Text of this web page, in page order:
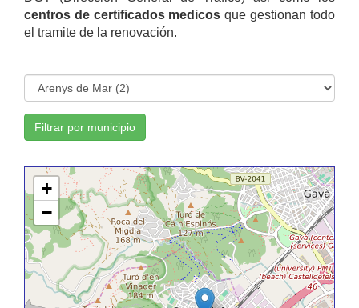
centros de certificados medicos que gestionan todo
el tramite de la renovación.
Filtrar por municipio
+
−